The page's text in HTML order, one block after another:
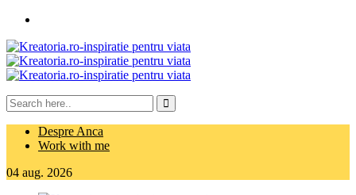
Despre Anca
Work with me
04 aug. 2026